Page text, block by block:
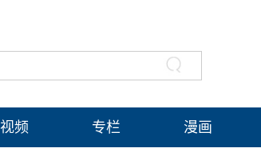
视频 专栏 漫画